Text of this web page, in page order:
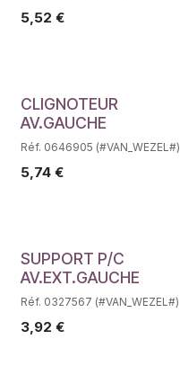
5,52 €
Déstockage
CLIGNOTEUR
AV.GAUCHE
Réf. 0646905 (#VAN_WEZEL#)
5,74 €
Déstockage
SUPPORT P/C
AV.EXT.GAUCHE
Réf. 0327567 (#VAN_WEZEL#)
3,92 €